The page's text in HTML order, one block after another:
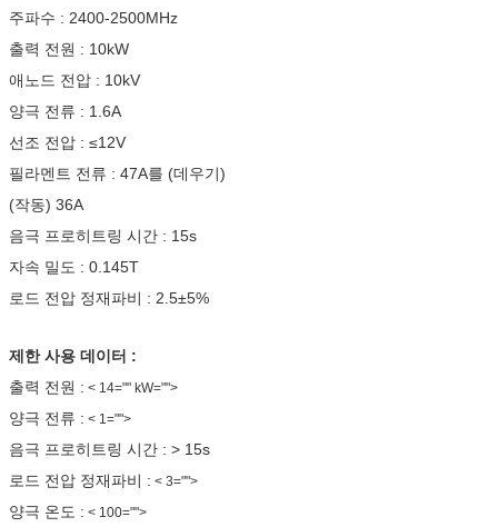
주파수 : 2400-2500MHz
출력 전원 : 10kW
애노드 전압 : 10kV
양극 전류 : 1.6A
선조 전압 : ≤12V
필라멘트 전류 : 47A를 (데우기)
(작동) 36A
음극 프로히트링 시간 : 15s
자속 밀도 : 0.145T
로드 전압 정재파비 : 2.5±5%
제한 사용 데이터 :
출력 전원 : < 14="" kW="">
양극 전류 : < 1="">
음극 프로히트링 시간 : > 15s
로드 전압 정재파비 : < 3="">
양극 온도 : < 100="">